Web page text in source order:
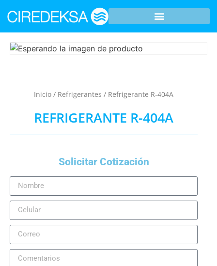
Inicio / Refrigerantes / Refrigerante R-404A
REFRIGERANTE R-404A
Solicitar Cotización